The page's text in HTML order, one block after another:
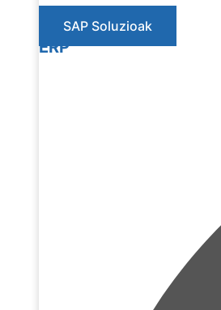
SAP Soluzioak
ERP